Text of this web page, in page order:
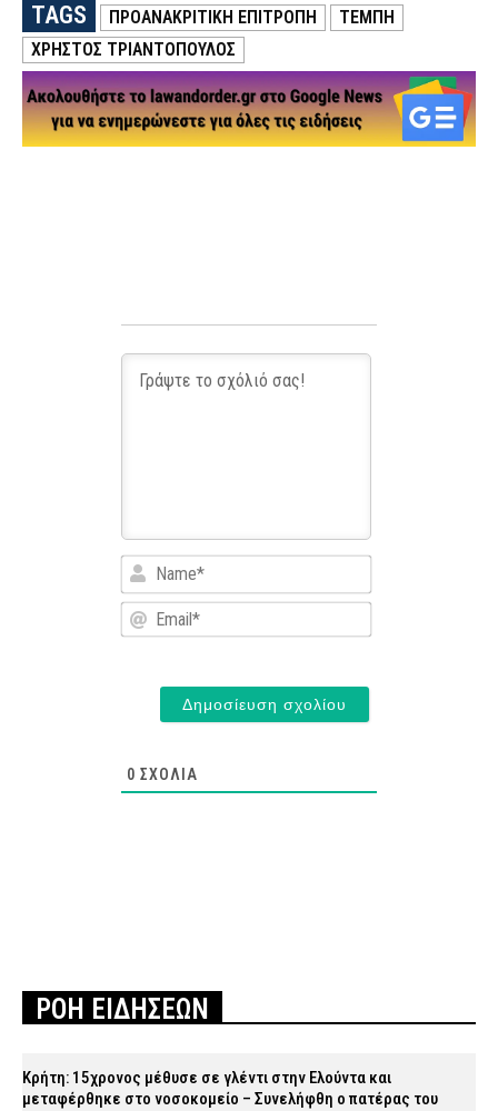
TAGS ΠΡΟΑΝΑΚΡΙΤΙΚΗ ΕΠΙΤΡΟΠΉ
ΤΕΜΠΗ
ΧΡΗΣΤΟΣ ΤΡΙΑΝΤΟΠΟΥΛΟΣ
Name*
Email*
0 ΣΧΌΛΙΑ
ΡΟΗ ΕΙΔΗΣΕΩΝ
Κρήτη: 15χρονος μέθυσε σε γλέντι στην Ελούντα και
μεταφέρθηκε στο νοσοκομείο – Συνελήφθη ο πατέρας του